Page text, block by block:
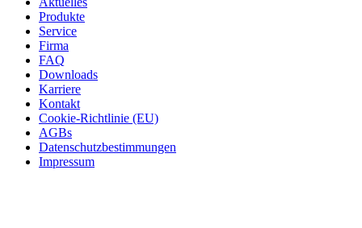
Produkte
Service
Firma
FAQ
Downloads
Karriere
Kontakt
Cookie-Richtlinie (EU)
AGBs
Datenschutzbestimmungen
Impressum